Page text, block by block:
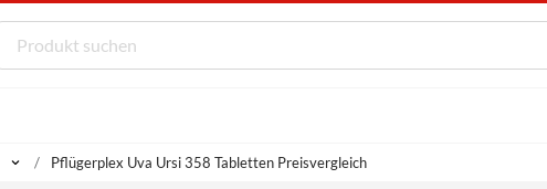
Pflügerplex Uva Ursi 358 Tabletten Preisvergleich